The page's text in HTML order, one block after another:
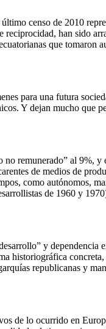
censo de 2010
han sido
que tomaron
para una futura
Y dejan mucho que
no remunerado” al 9%,
de medios de
como autónomos,
de 1960 y
y dependencia
historiográfica
republicanas y
de lo ocurrido en